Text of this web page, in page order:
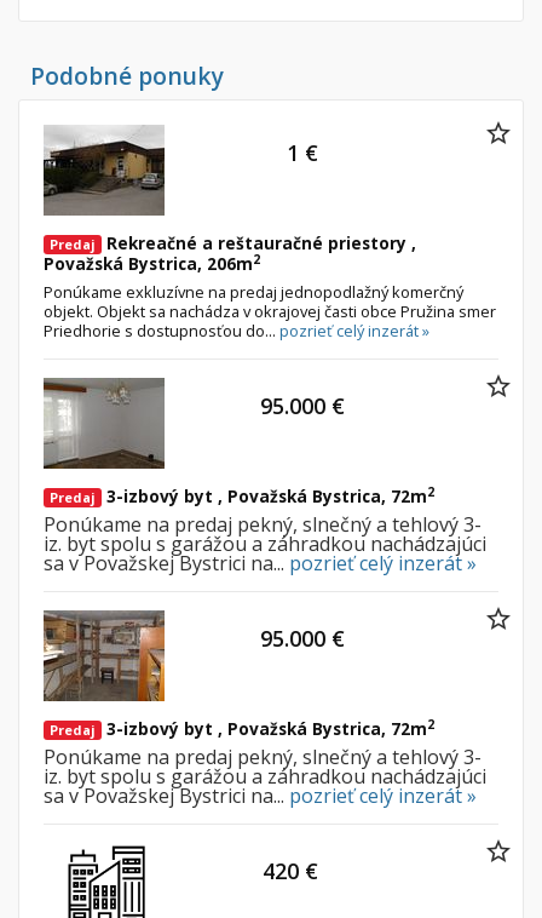
Uložiť vyhľadávanie
Zatvoriť vyhľadávanie
Podobné ponuky
Predaj
Rekreačné a reštauračné priestory ,
Považská Bystrica, 206m2
Ponúkame exkluzívne na predaj jednopodlažný komerčný
objekt. Objekt sa nachádza v okrajovej časti obce Pružina smer
Priedhorie s dostupnosťou do... pozrieť celý inzerát »
1 €
Predaj 3-izbový byt , Považská Bystrica, 72m2
Ponúkame na predaj pekný, slnečný a tehlový 3-
iz. byt spolu s garážou a záhradkou nachádzajúci
sa v Považskej Bystrici na... pozrieť celý inzerát »
95.000 €
Predaj 3-izbový byt , Považská Bystrica, 72m2
Ponúkame na predaj pekný, slnečný a tehlový 3-
iz. byt spolu s garážou a záhradkou nachádzajúci
sa v Považskej Bystrici na... pozrieť celý inzerát »
95.000 €
420 €